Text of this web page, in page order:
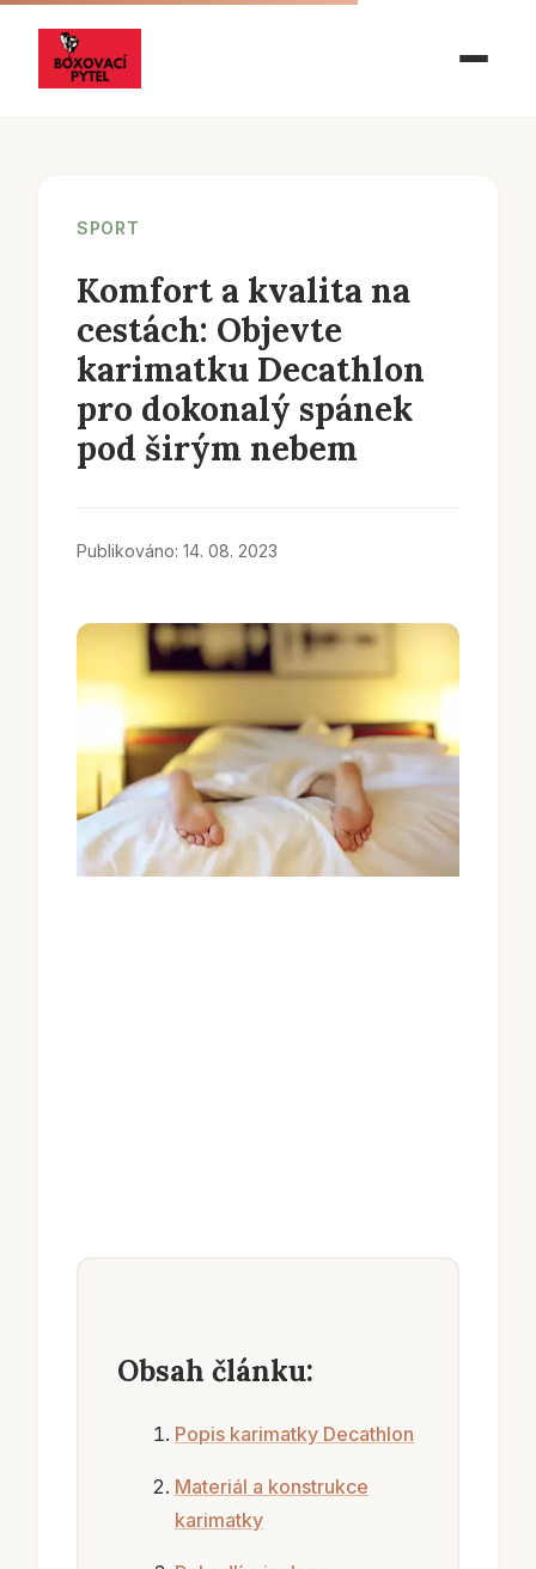
SPORT
Komfort a kvalita na
cestách: Objevte
karimatku Decathlon
pro dokonalý spánek
pod širým nebem
Publikováno: 14. 08. 2023
Obsah článku:
Popis karimatky Decathlon
Materiál a konstrukce
karimatky